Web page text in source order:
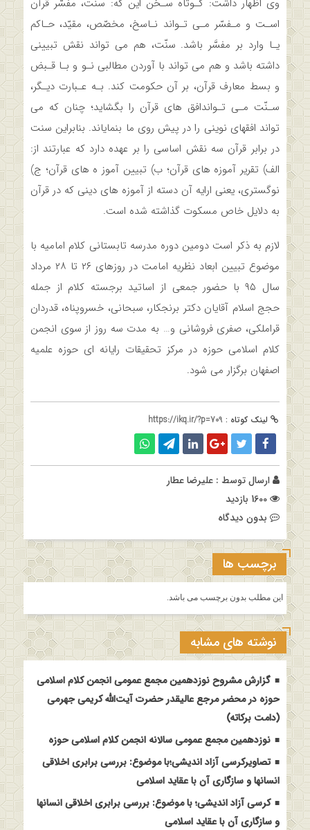
وی اظهار داشت: کـوتاه سـخن این که: سنّت، مفسّر قرآن
اسـت و مـفسّر‌ مـی‌ تـواند نـاسخ، مخصّص، مقیّد، حـاکم
یـا وارد بر مفسَّر باشد. سنّت، هم می تواند نقش تبیینی
داشته باشد و هم می تواند با آوردن مطالبی نـو و بـا قـبض‌
و بسط معارف قرآن، بر آن حکومت کند. بـه عـبارت دیـگر،
سـنّت مـی تـواندافق های قرآن را بگشاید؛ چنان که می
تواند افقهای نوینی را در پیش روی ما بنمایاند. بنابراین سنت
در برابر قرآن سه نقش اساسی را بر عهده دارد که عبارتند از:
الف) تقریر آموزه های قرآن؛ ب) تبیین آموز ه های قرآن؛ ج)
نوگستری، یعنی ارایه آن دسته از آموزه های دینی که در قرآن
به دلایل خاص مسکوت گذاشته شده است.
لازم به ذکر است دومین دوره مدرسه تابستانی کلام امامیه با
موضوع تبیین ابعاد نظریه امامت در روزهای ۲۶ تا ۲۸ مرداد
سال ۹۵ با حضور جمعی از اساتید برجسته کلام از جمله
حجج اسلام آقایان دکتر برنجکار، سبحانی، خسروپناه، قدردان
قراملکی، صفری فروشانی و… به مدت سه روز از سوی انجمن
کلام اسلامی حوزه در مرکز تحقیقات رایانه ای حوزه علمیه
اصفهان برگزار می شود.
لینک کوتاه : https://ikq.ir/?p=709
ارسال توسط : علیرضا عطار
بدون دیدگاه
برچسب ها
این مطلب بدون برچسب می باشد.
نوشته های مشابه
گزارش مشروح نوزدهمین مجمع عمومی انجمن کلام اسلامی
حوزه در محضر مرجع عالیقدر حضرت آیت‌الله کریمی جهرمی
(دامت برکاته)
نوزدهمین مجمع عمومی سالانه انجمن کلام اسلامی حوزه
تصاویرکرسی آزاد اندیشی؛با موضوع: بررسی برابری اخلاقی
انسانها و سازگاری آن با عقاید اسلامی
کرسی آزاد اندیشی؛ با موضوع: بررسی برابری اخلاقی انسانها
و سازگاری آن با عقاید اسلامی